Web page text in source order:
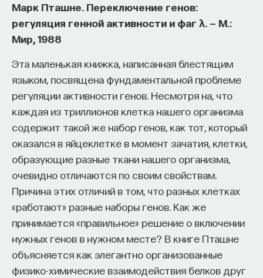
Марк Пташне. Переключение генов:
регуляция генной активности и фаг λ. — М.:
Мир, 1988
Эта маленькая книжка, написанная блестящим
языком, посвящена фундаментальной проблеме
регуляции активности генов. Несмотря на, что
каждая из триллионов клетка нашего организма
содержит такой же набор генов, как тот, который
оказался в яйцеклетке в момент зачатия, клетки,
образующие разные ткани нашего организма,
очевидно отличаются по своим свойствам.
Причина этих отличий в том, что разных клетках
«работают» разные наборы генов. Как же
принимается «правильное» решение о включении
нужных генов в нужном месте? В книге Пташне
объясняется как элегантно организованные
физико-химические взаимодействия белков друг